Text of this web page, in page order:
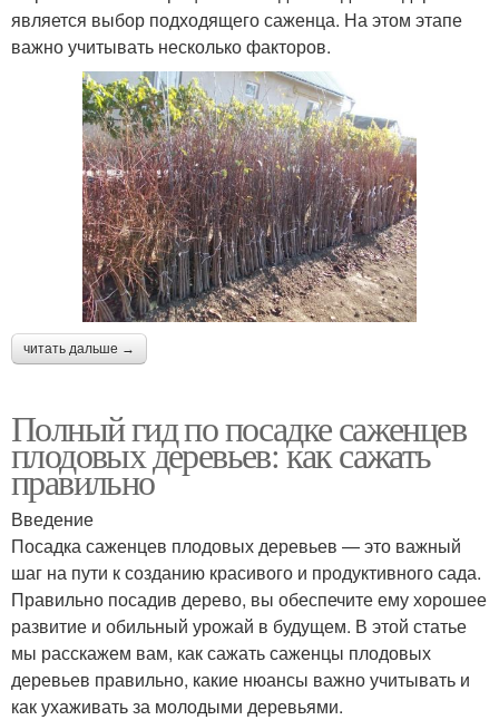
является выбор подходящего саженца. На этом этапе
важно учитывать несколько факторов.
читать дальше →
Полный гид по посадке саженцев
плодовых деревьев: как сажать
правильно
Введение
Посадка саженцев плодовых деревьев — это важный
шаг на пути к созданию красивого и продуктивного сада.
Правильно посадив дерево, вы обеспечите ему хорошее
развитие и обильный урожай в будущем. В этой статье
мы расскажем вам, как сажать саженцы плодовых
деревьев правильно, какие нюансы важно учитывать и
как ухаживать за молодыми деревьями.